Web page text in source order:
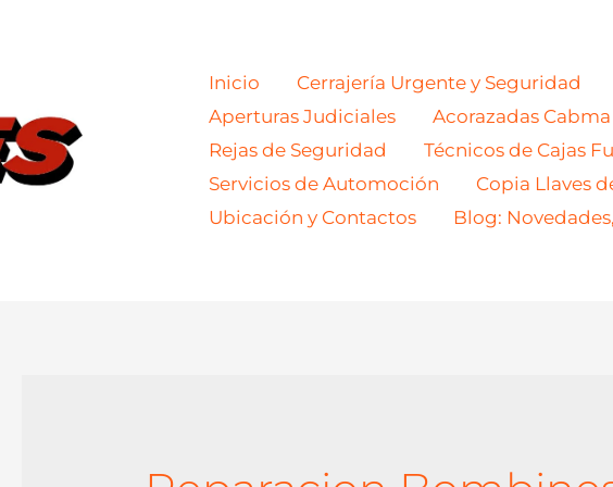
Inicio
Cerrajería Urgente y Seguridad
Aperturas Judiciales
Acorazadas Cabma
Rejas de Seguridad
Técnicos de Cajas
Servicios de Automoción
Copia Llaves
Ubicación y Contactos
Blog: